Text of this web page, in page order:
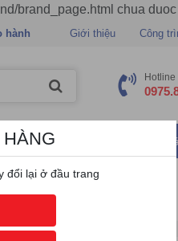
brand_page.html chua
hành Giới thiệu Công
Hotline
chuyển Hậu mãi chu
đổi lại ở đầu trang